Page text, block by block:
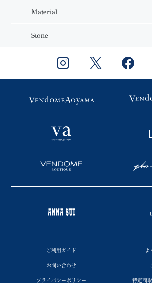
Material
Stone
ご利用ガイド よ
お問い合わせ
プライバシーポリシー 特定商